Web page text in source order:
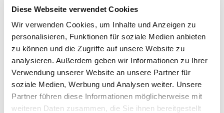
Diese Webseite verwendet Cookies
Wir verwenden Cookies, um Inhalte und Anzeigen zu
personalisieren, Funktionen für soziale Medien anbieten
zu können und die Zugriffe auf unsere Website zu
analysieren. Außerdem geben wir Informationen zu Ihrer
Verwendung unserer Website an unsere Partner für
soziale Medien, Werbung und Analysen weiter. Unsere
Partner führen diese Informationen möglicherweise mit
weiteren Daten zusammen, die Sie ihnen bereitgestellt
Seifenbaumgewächsen, einer anderen
Pflanzenfamilie. Wild wächst die Rosskastanie
vor allem in Griechenland und dem
Balkangebiet, beispielsweise in Albanien und
Mazedonien. Bei uns wird die Rosskastanie
gerne in Parks und Alleen gepflanzt. Ihren
Namen verdanken sie der Ähnlichkeit ihrer